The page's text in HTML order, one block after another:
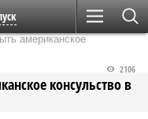
американское
консульство в
2106